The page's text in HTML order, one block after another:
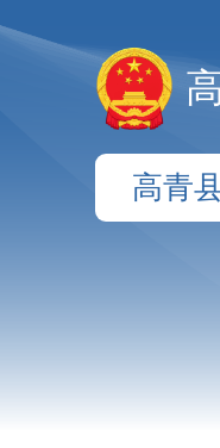
高青